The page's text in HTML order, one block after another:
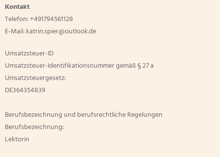
Kontakt
Telefon: +491794561128
E-Mail: katrin.spier@outlook.de
Umsatzsteuer-ID
Umsatzsteuer-Identifikationsnummer gemäß § 27 a
Umsatzsteuergesetz:
DE364354839
Berufsbezeichnung und berufsrechtliche Regelungen
Berufsbezeichnung:
Lektorin